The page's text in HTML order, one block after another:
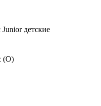
детские
(O)